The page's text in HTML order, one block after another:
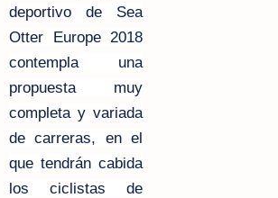
deportivo de Sea
Otter Europe 2018
contempla una
propuesta muy
completa y variada
de carreras, en el
que tendrán cabida
los ciclistas de